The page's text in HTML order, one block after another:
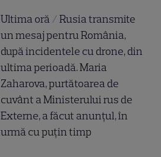
Ultima oră / Rusia transmite
un mesaj pentru România,
după incidentele cu drone, din
ultima perioadă. Maria
Zaharova, purtătoarea de
cuvânt a Ministerului rus de
Externe, a făcut anunțul, în
urmă cu puțin timp